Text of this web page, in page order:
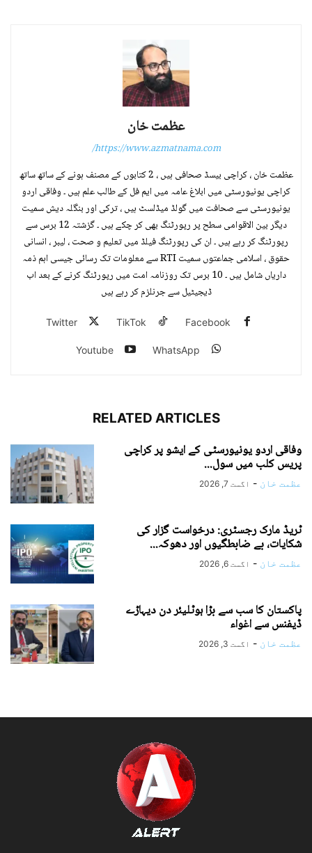
عظمت خان
https://www.azmatnama.com/
عظمت خان ، کراچی بیسڈ صحافی ہیں ، 2 کتابوں کے مصنف ہونے کے ساتھ ساتھ
کراچی یونیورسٹی میں ابلاغ عامہ میں ایم فل کے طالب علم ہیں ۔ وفاقی اردو
یونیورسٹی سے صحافت میں گولڈ میڈلسٹ ہیں ، ترکی اور بنگلہ دیش سمیت
دیگر بین الاقوامی سطح پر رپورٹنگ بھی کر چکے ہیں ۔ گزشتہ 12 برس سے
رپورٹنگ کر رہے ہیں ۔ ان کی رپورٹنگ فیلڈ میں تعلیم و صحت ، لیبر ، انسانی
حقوق ، اسلامی جماعتوں سمیت RTI سے معلومات تک رسائی جیسی اہم ذمہ
داریاں شامل ہیں ۔ 10 برس تک روزنامہ امت میں رپورٹنگ کرنے کے بعد اب
ڈیجیٹیل سے جرنلزم کر رہے ہیں
Facebook
TikTok
Twitter
WhatsApp
Youtube
RELATED ARTICLES
وفاقی اردو یونیورسٹی کے ایشو پر کراچی
پریس کلب میں سول...
عظمت خان - اگست 7, 2026
ٹریڈ مارک رجسٹری: درخواست گزار کی
شکایات، بے ضابطگیوں اور دھوکہ...
عظمت خان - اگست 6, 2026
پاکستان کا سب سے بڑا ہوٹلیئر دن دیہاڑے
ڈیفنس سے اغواء
عظمت خان - اگست 3, 2026